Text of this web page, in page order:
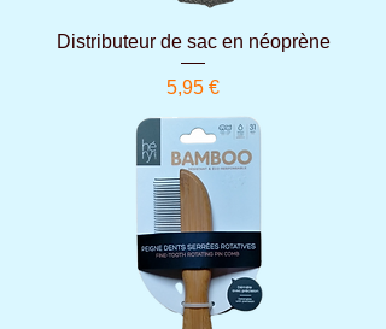
Distributeur de sac en néoprène
Prix
5,95 €